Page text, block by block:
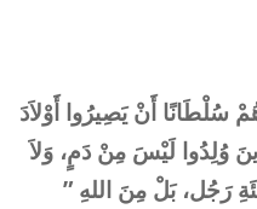
سُلْطَانًا أَنْ يَصِيرُوا أَوْلاَدَ
وُلِدُوا لَيْسَ مِنْ دَمٍ، وَلاَ
رَجُل، بَلْ مِنَ اللهِ ”